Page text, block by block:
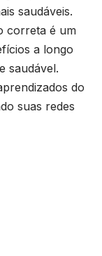
saudáveis.
correta é um
a longo
saudável.
do
suas redes